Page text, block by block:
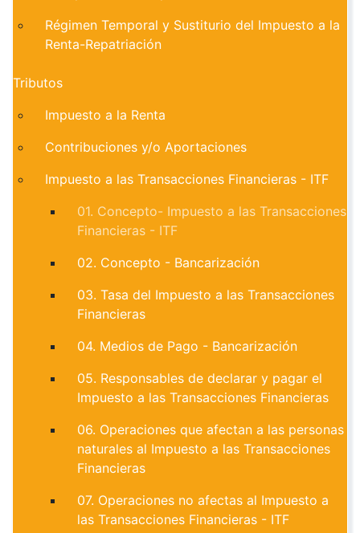
Régimen Temporal y Sustiturio del Impuesto a la
Renta-Repatriación
Tributos
Impuesto a la Renta
Contribuciones y/o Aportaciones
Impuesto a las Transacciones Financieras - ITF
01. Concepto- Impuesto a las Transacciones
Financieras - ITF
02. Concepto - Bancarización
03. Tasa del Impuesto a las Transacciones
Financieras
04. Medios de Pago - Bancarización
05. Responsables de declarar y pagar el
Impuesto a las Transacciones Financieras
06. Operaciones que afectan a las personas
naturales al Impuesto a las Transacciones
Financieras
07. Operaciones no afectas al Impuesto a
las Transacciones Financieras - ITF